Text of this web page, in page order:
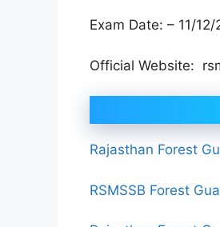
Exam Date: – 11/12/
Official Website:
Rajasthan Forest
RSMSSB Forest